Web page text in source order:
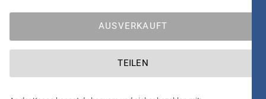
AUSVERKAUFT
TEILEN